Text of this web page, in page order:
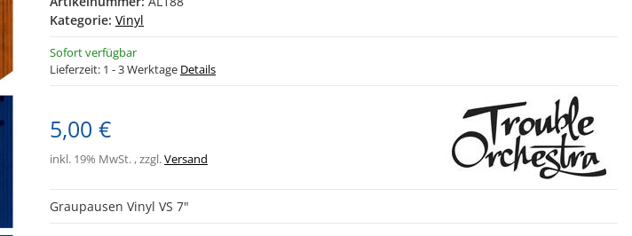
Kategorie: Vinyl
Sofort verfügbar
Lieferzeit: 1 - 3 Werktage Details
5,00 €
inkl. 19% MwSt. , zzgl. Versand
Graupausen Vinyl VS 7"